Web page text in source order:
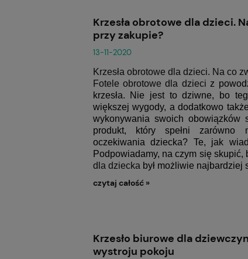
Krzesła obrotowe dla dzieci.
przy zakupie?
13-11-2020
Krzesła obrotowe dla dzieci. Na co
Fotele obrotowe dla dzieci z
krzesła. Nie jest to dziwne, bo
większej wygody, a dodatkowo
wykonywania swoich obowiązków
produkt, który spełni zarówno
oczekiwania dziecka? Te, jak
Podpowiadamy, na czym się skupić,
dla dziecka był możliwie najbardziej
czytaj całość »
Krzesło biurowe dla
wystroju pokoju